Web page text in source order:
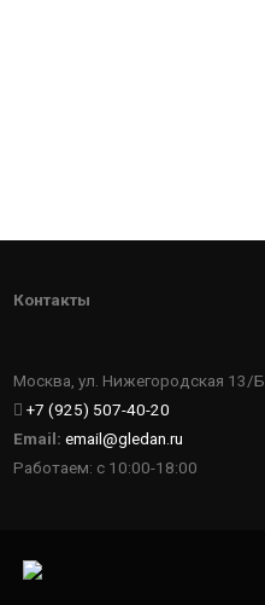
Контакты
Москва, ул. Нижегородская 13/Б
+7 (925) 507-40-20
Email: email@gledan.ru
Работаем: с 10:00-18:00